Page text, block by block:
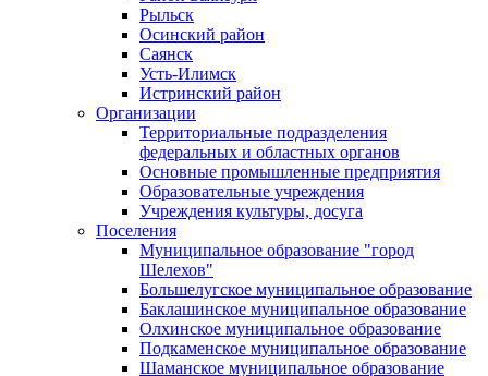
Рыльск
Осинский район
Саянск
Усть-Илимск
Истринский район
Организации
Территориальные подразделения
федеральных и областных органов
Основные промышленные предприятия
Образовательные учреждения
Учреждения культуры, досуга
Поселения
Муниципальное образование "город
Шелехов"
Большелугское муниципальное образование
Баклашинское муниципальное образование
Олхинское муниципальное образование
Подкаменское муниципальное образование
Шаманское муниципальное образование